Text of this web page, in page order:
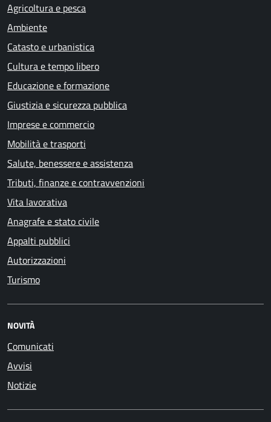
Agricoltura e pesca
Ambiente
Catasto e urbanistica
Cultura e tempo libero
Educazione e formazione
Giustizia e sicurezza pubblica
Imprese e commercio
Mobilità e trasporti
Salute, benessere e assistenza
Tributi, finanze e contravvenzioni
Vita lavorativa
Anagrafe e stato civile
Appalti pubblici
Autorizzazioni
Turismo
NOVITÀ
Comunicati
Avvisi
Notizie